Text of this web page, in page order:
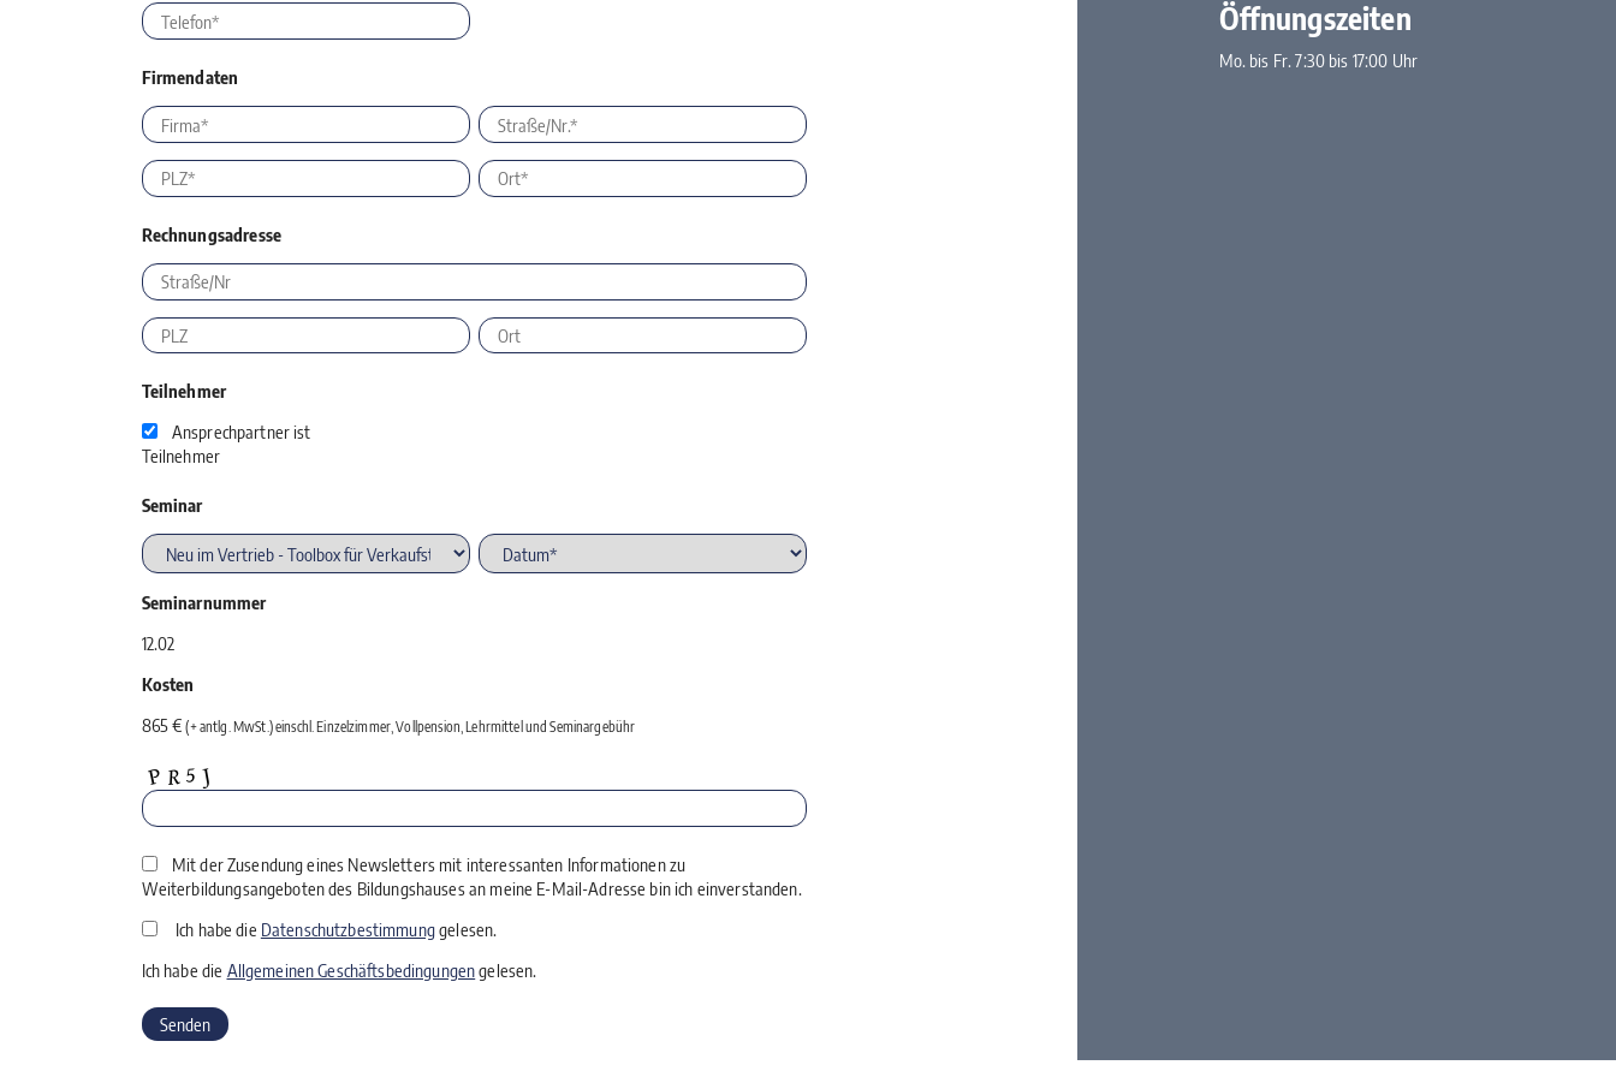
Firmendaten
Rechnungsadresse
Teilnehmer
Ansprechpartner ist
Teilnehmer
Seminar
Seminarnummer
12.02
Kosten
865 € (+ antlg. MwSt.) einschl. Einzelzimmer, Vollpension, Lehrmittel und Seminargebühr
Mit der Zusendung eines Newsletters mit interessanten Informationen zu
Weiterbildungsangeboten des Bildungshauses an meine E-Mail-Adresse bin ich einverstanden.
Ich habe die Datenschutzbestimmunggelesen.
Ich habe die Allgemeinen Geschäftsbedingungengelesen.
Öffnungszeiten
Mo. bis Fr. 7:30 bis 17:00 Uhr